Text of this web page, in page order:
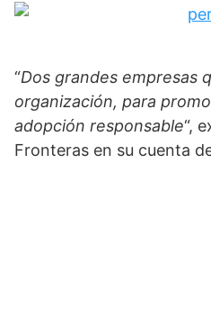
“Dos grandes empresas
organización, para
adopción responsable“,
Fronteras en su cuenta